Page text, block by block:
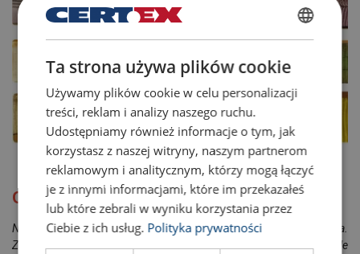
Ostrzeżenie !
Nigdy nie próbuj samodzielnie naprawiać uszkodzonego zawiesia.
Zawiesia nie powinny być przechowywane w bezpośrednim świetle
POLISH
ENGLISH TRANSLATION
Ta strona używa plików cookie
Używamy plików cookie w celu personalizacji
treści, reklam i analizy naszego ruchu.
Udostępniamy również informacje o tym, jak
korzystasz z naszej witryny, naszym partnerom
reklamowym i analitycznym, którzy mogą łączyć
je z innymi informacjami, które im przekazałeś
lub które zebrali w wyniku korzystania przez
Ciebie z ich usług. Polityka prywatności